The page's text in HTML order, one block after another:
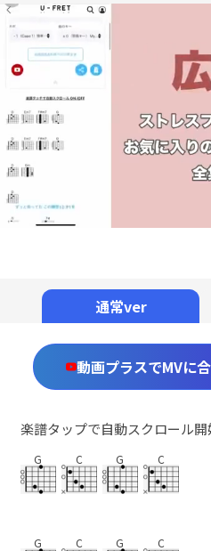
通常ver
動画プラスでMVに
楽譜タップで自動スクロール開
G C G C
G C G C